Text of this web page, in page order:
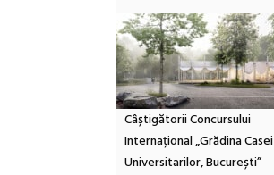
Câștigătorii Concursului
Internațional „Grădina Casei
Universitarilor, București”